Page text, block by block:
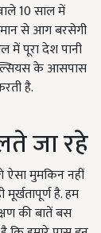
10साल में
से आग बरसेगी
में पूरा देश पानी
के आसपास
है.
जा रहे
मुमकिन नहीं
है. हम
की बातें बस